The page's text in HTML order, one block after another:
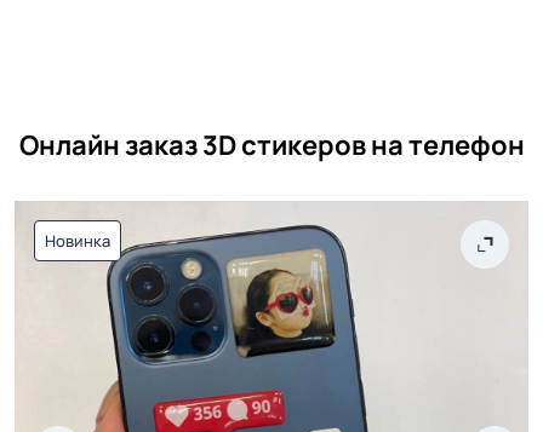
Онлайн заказ 3D стикеров на телефон
Новинка